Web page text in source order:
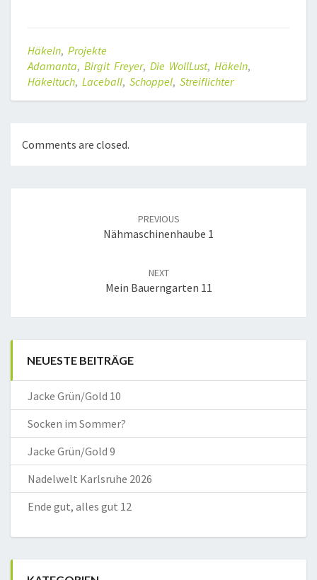
Häkeln, Projekte
Adamanta, Birgit Freyer, Die WollLust, Häkeln,
Häkeltuch, Laceball, Schoppel, Streiflichter
Comments are closed.
PREVIOUS
Nähmaschinenhaube 1
NEXT
Mein Bauerngarten 11
NEUESTE BEITRÄGE
Jacke Grün/Gold 10
Socken im Sommer?
Jacke Grün/Gold 9
Nadelwelt Karlsruhe 2026
Ende gut, alles gut 12